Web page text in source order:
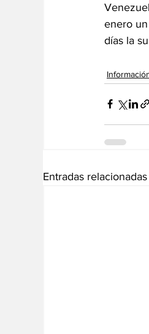
enero
días la
Entradas relacionadas